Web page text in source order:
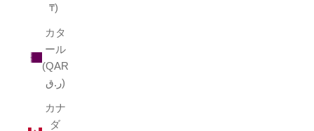
₸)
カタ
ール
(QAR
ر.ق)
カナ
ダ